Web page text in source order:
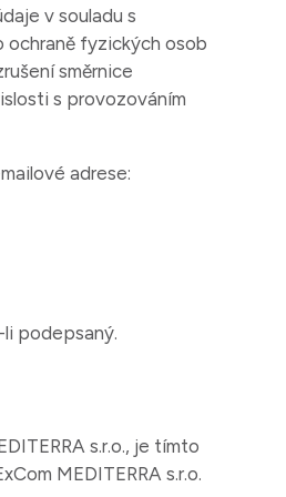
v souladu s
ochraně fyzických osob
směrnice
s provozováním
adrese:
podepsaný.
s.r.o., je tímto
MEDITERRA s.r.o.